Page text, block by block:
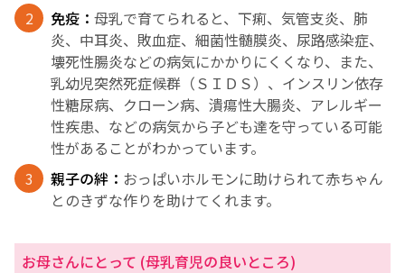
免疫： 母乳で育てられると、下痢、気管支炎、肺
炎、中耳炎、敗血症、細菌性髄膜炎、尿路感染症、
壊死性腸炎などの病気にかかりにくくなり、また、
乳幼児突然死症候群（ＳＩＤＳ）、インスリン依存
性糖尿病、クローン病、潰瘍性大腸炎、アレルギー
性疾患、などの病気から子ども達を守っている可能
性があることがわかっています。
親子の絆： おっぱいホルモンに助けられて赤ちゃん
とのきずな作りを助けてくれます。
お母さんにとって (母乳育児の良いところ)